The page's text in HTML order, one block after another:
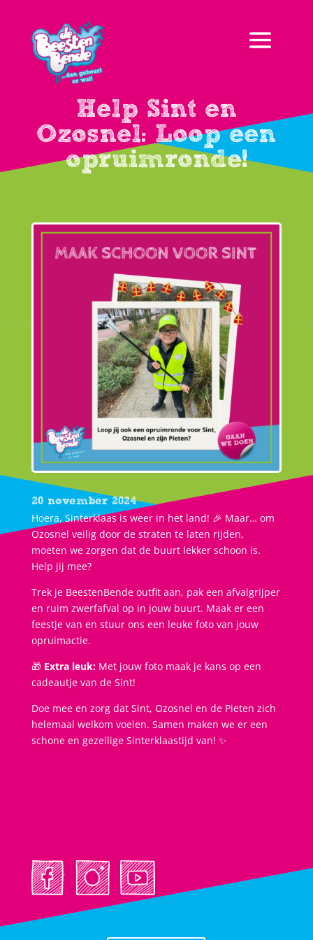
Help Sint en
Ozosnel: Loop een
opruimronde!
20 november 2024
Hoera, Sinterklaas is weer in het land! 🎉 Maar… om
Ozosnel veilig door de straten te laten rijden,
moeten we zorgen dat de buurt lekker schoon is.
Help jij mee?
Trek je BeestenBende outfit aan, pak een afvalgrijper
en ruim zwerfafval op in jouw buurt. Maak er een
feestje van en stuur ons een leuke foto van jouw
opruimactie.
🎁 Extra leuk:Met jouw foto maak je kans op een
cadeautje van de Sint!
Doe mee en zorg dat Sint, Ozosnel en de Pieten zich
helemaal welkom voelen. Samen maken we er een
schone en gezellige Sinterklaastijd van! ✨